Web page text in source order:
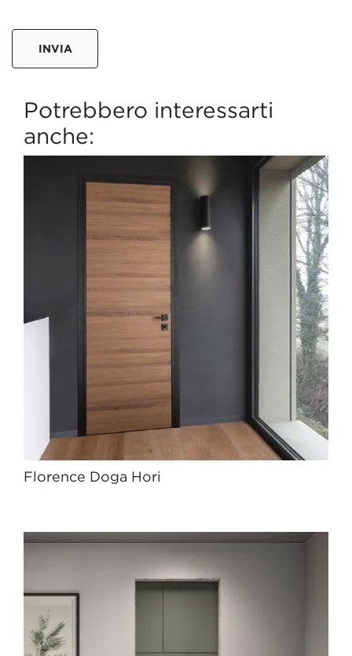
INVIA
Potrebbero interessarti
anche:
Florence Doga Hori